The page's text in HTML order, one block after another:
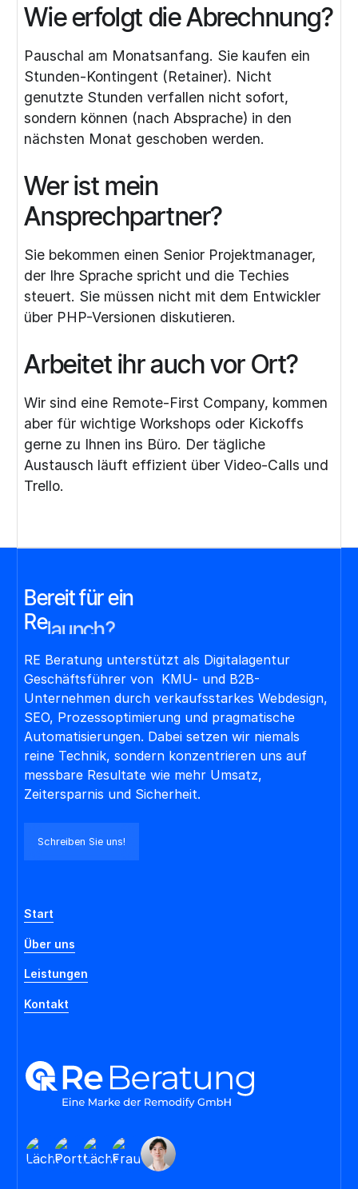
Wie erfolgt die Abrechnung?
Pauschal am Monatsanfang. Sie kaufen ein
Stunden-Kontingent (Retainer). Nicht
genutzte Stunden verfallen nicht sofort,
sondern können (nach Absprache) in den
nächsten Monat geschoben werden.
Wer ist mein
Ansprechpartner?
Sie bekommen einen Senior Projektmanager,
der Ihre Sprache spricht und die Techies
steuert. Sie müssen nicht mit dem Entwickler
über PHP-Versionen diskutieren.
Arbeitet ihr auch vor Ort?
Wir sind eine Remote-First Company, kommen
aber für wichtige Workshops oder Kickoffs
gerne zu Ihnen ins Büro. Der tägliche
Austausch läuft effizient über Video-Calls und
Trello.
Bereit für ein
launch?
Re
RE Beratung unterstützt als Digitalagentur
Geschäftsführer von KMU- und B2B-
Unternehmen durch verkaufsstarkes Webdesign,
SEO, Prozessoptimierung und pragmatische
Automatisierungen. Dabei setzen wir niemals
reine Technik, sondern konzentrieren uns auf
messbare Resultate wie mehr Umsatz,
Zeitersparnis und Sicherheit.
Schreiben Sie uns!
Start
Über uns
Leistungen
Kontakt